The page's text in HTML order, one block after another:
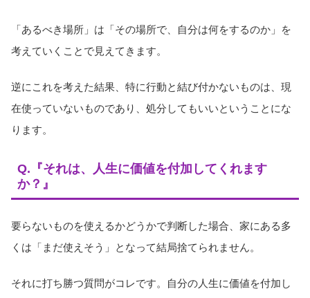
「あるべき場所」は「その場所で、自分は何をするのか」を
考えていくことで見えてきます。
逆にこれを考えた結果、特に行動と結び付かないものは、現
在使っていないものであり、処分してもいいということにな
ります。
Q.『それは、人生に価値を付加してくれます
か？』
要らないものを使えるかどうかで判断した場合、家にある多
くは「まだ使えそう」となって結局捨てられません。
それに打ち勝つ質問がコレです。自分の人生に価値を付加し